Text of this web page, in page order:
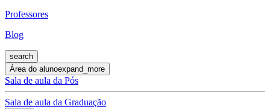
Professores
Blog
search
Área do alunoexpand_more
Sala de aula da Pós
Sala de aula da Graduação